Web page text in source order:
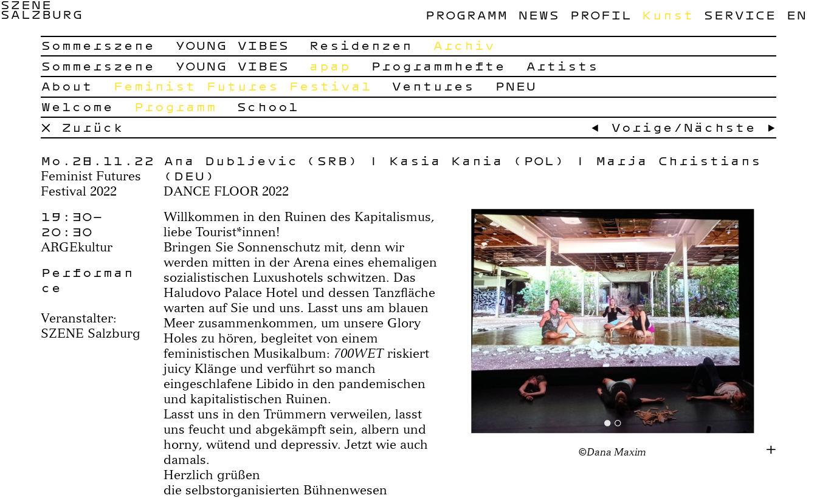
SZENE
SALZBURG PROGRAMM NEWS PROFIL
Kunst
Sommerszene
YOUNG VIBES Residenzen
Archiv
Sommerszene
YOUNG VIBES
apap
About
Feminist Futures Festival
Welcome
Programm School
Ventures PNEU
Programmhefte Artists
SERVICE EN
× Zurück ← Vorige / Nächste →
Mo.28.11.22
Feminist Futures
Festival 2022
Ana Dubljević (SRB) | Kasia Kania (POL) | Marja Christians
(DEU)
DANCE FLOOR 2022
19:30–
20:30
ARGEkultur
Performan
ce
Veranstalter:
SZENE Salzburg
©Dana Maxim
Willkommen in den Ruinen des Kapitalismus,
liebe Tourist*innen!
Bringen Sie Sonnenschutz mit, denn wir
werden mitten in der Arena eines ehemaligen
sozialistischen Luxushotels schwitzen. Das
Haludovo Palace Hotel und dessen Tanzfläche
warten auf Sie und uns. Lasst uns am blauen
Meer zusammenkommen, um unsere Glory
Holes zu hören, begleitet von einem
feministischen Musikalbum: 700WETriskiert
juicy Klänge und verführt so manch
eingeschlafene Libido in den pandemischen
und kapitalistischen Ruinen.
Lasst uns in den Trümmern verweilen, lasst
uns feucht und abgekämpft sein, albern und
horny, wütend und depressiv. Jetzt wie auch
damals.
Herzlich grüßen
die selbstorganisierten Bühnenwesen